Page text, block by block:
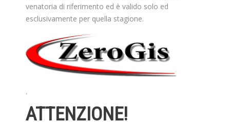
venatoria di riferimento ed è valido solo ed
esclusivamente per quella stagione.
.
ATTENZIONE!